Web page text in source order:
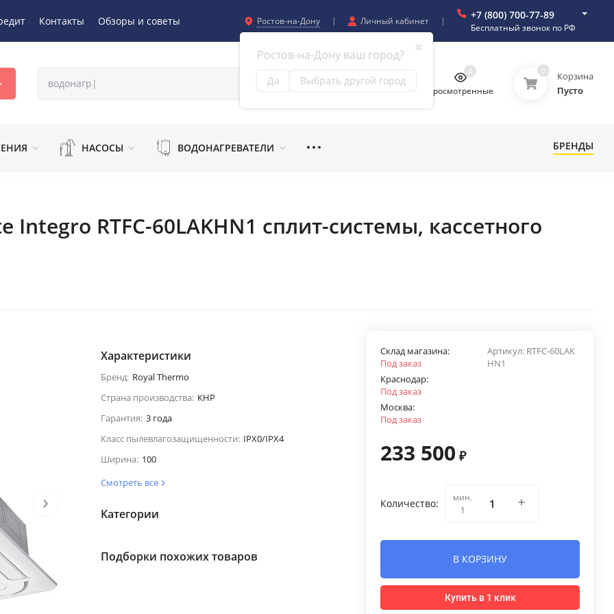
Контакты Обзоры и советы Ростов-на-Дону
✖
Ростов-на-Дону ваш город?
Да Выбрать другой город
Личный кабинет +7 (800) 700-77-89
Бесплатный звонок по РФ
Просмотренные
0 0
Корзина
Пусто
НАСОСЫ ВОДОНАГРЕВАТЕЛИ БРЕНДЫ
RTFC-60LAKHN1 сплит-системы, кассетного
›
Характеристики
Бренд: Royal Thermo
Страна производства: КНР
Гарантия: 3 года
Класс пылевлагозащищенности: IPX0/IPX4
Ширина: 100
Смотреть все
Категории
Подборки похожих товаров
Артикул: RTFC-60LAK
HN1
Склад магазина:
Под заказ
Краснодар:
Под заказ
Москва:
Под заказ
233 500 ₽
Количество:
мин.
1
В КОРЗИНУ
Купить в 1 клик